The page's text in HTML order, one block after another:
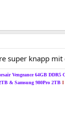
super knapp
Vengeance 64GB
& Samsung 980Pro 2TB I